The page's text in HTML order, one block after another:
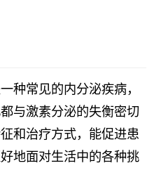
种常见的内分泌疾病，
与激素分泌的失衡密切
和治疗方式，能促进患
地面对生活中的各种挑